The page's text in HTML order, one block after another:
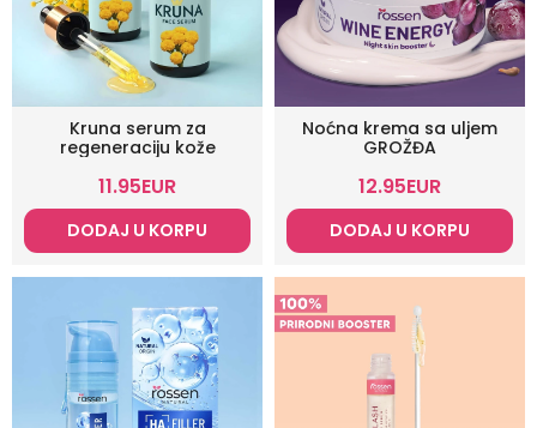
Kruna serum za
regeneraciju kože
11.95EUR
DODAJ U KORPU
Noćna krema sa uljem
GROŽĐA
12.95EUR
DODAJ U KORPU